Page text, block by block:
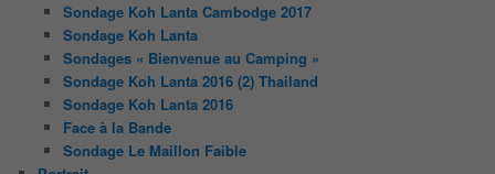
Sondage Koh Lanta Cambodge 2017
Sondage Koh Lanta
Sondages « Bienvenue au Camping »
Sondage Koh Lanta 2016 (2) Thailand
Sondage Koh Lanta 2016
Face à la Bande
Sondage Le Maillon Faible